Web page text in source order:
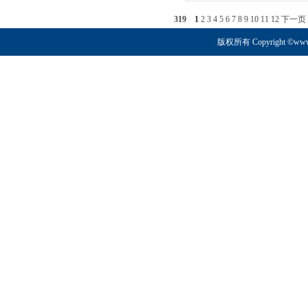
319 1 2 3 4 5 6 7 8 9 10 11 12 下一页
版权所有 Copyright